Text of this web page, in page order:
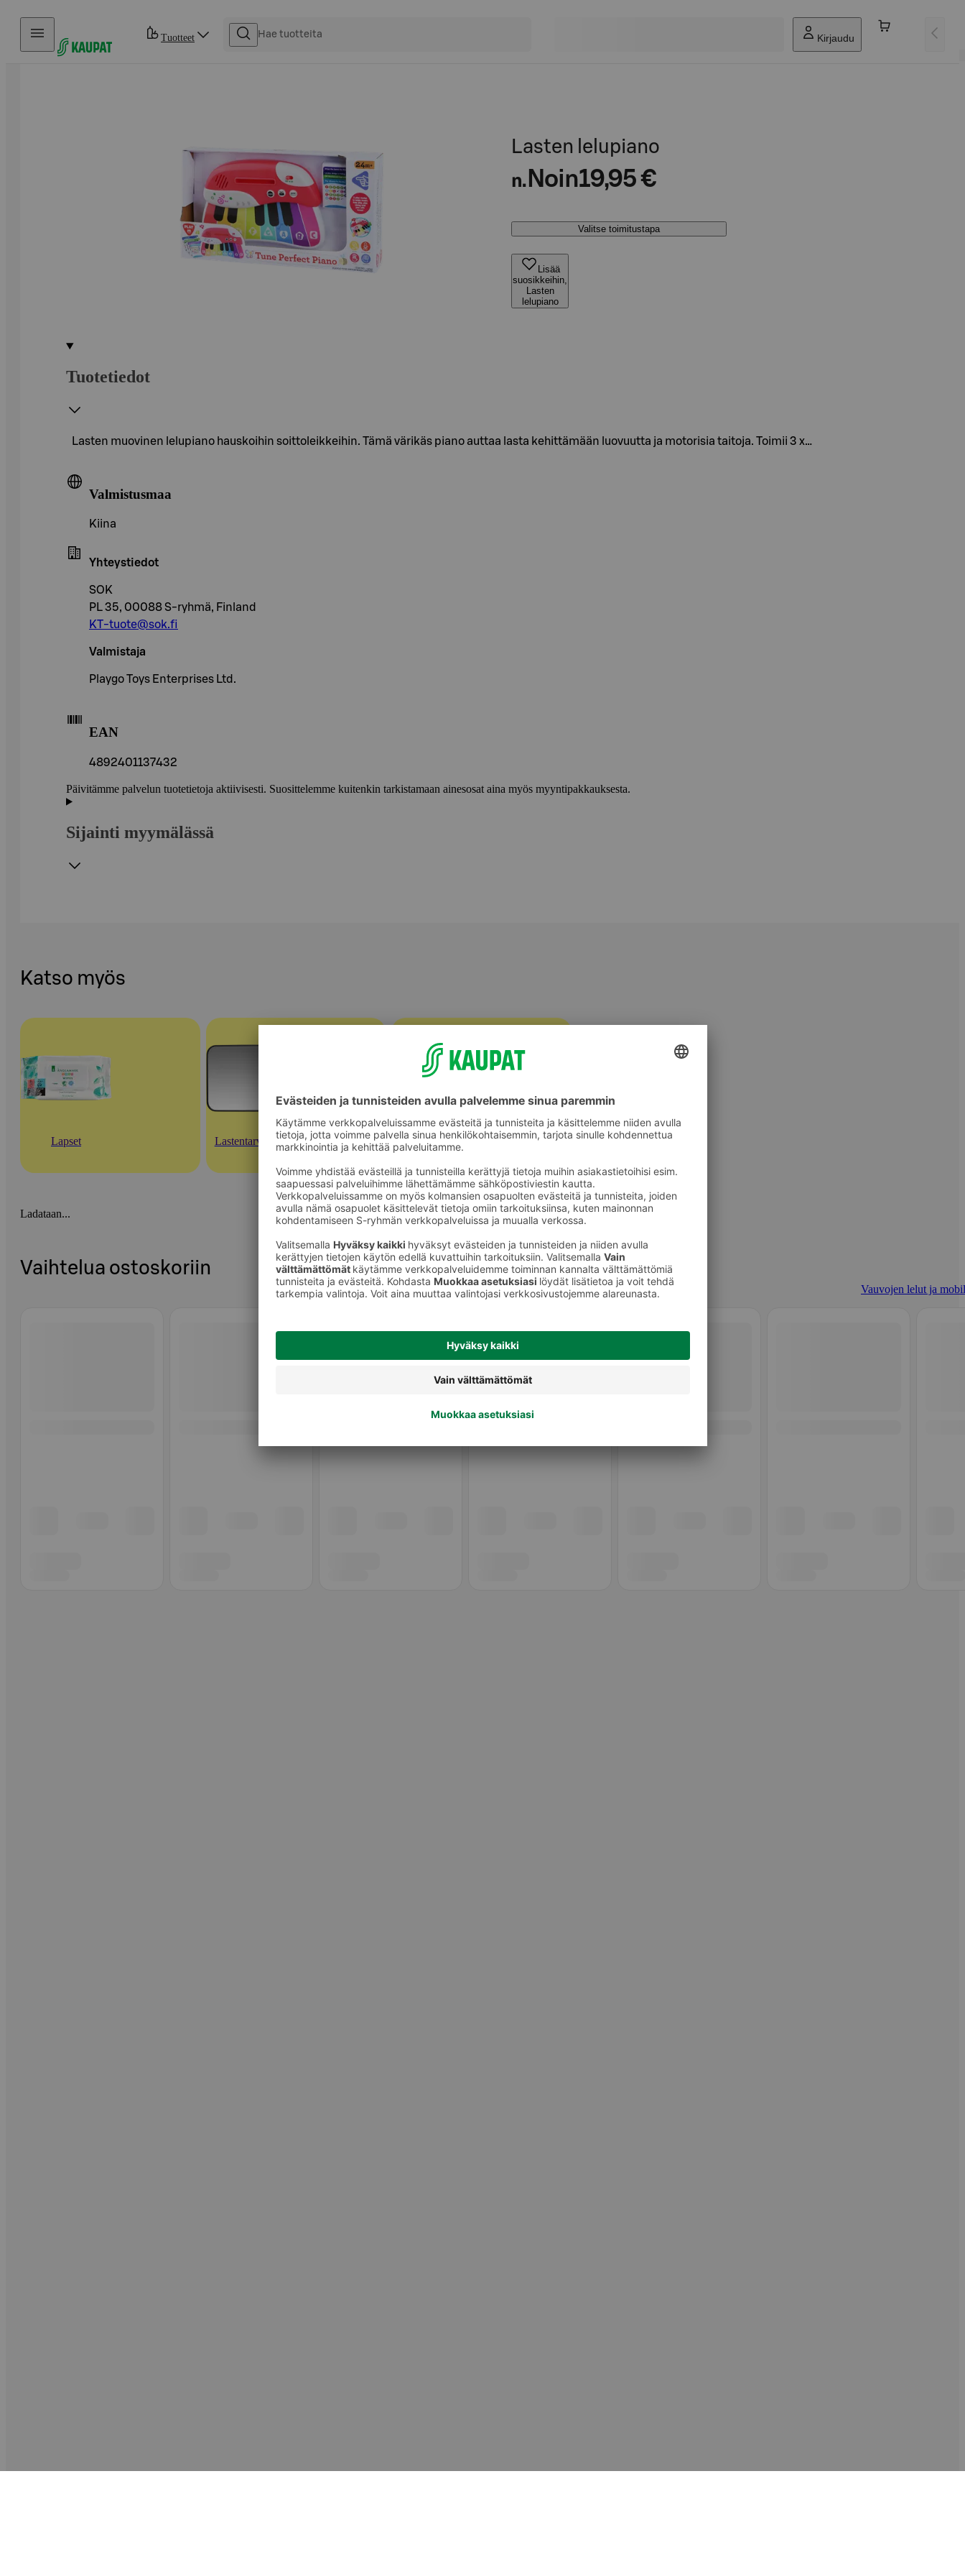
Hyppää sisältöön
Tuotteet Kirjaudu
Lasten lelupiano
n. Noin19,95 €
Valitse toimitustapa
Lisää
suosikkeihin,
Lasten
lelupiano
Tuotetiedot
Lasten muovinen lelupiano hauskoihin soittoleikkeihin. Tämä värikäs piano auttaa lasta kehittämään luovuutta ja motorisia taitoja. Toimii 3 x…
Valmistusmaa
Kiina
Yhteystiedot
SOK
PL 35, 00088 S-ryhmä, Finland
KT-tuote@sok.fi
Valmistaja
Playgo Toys Enterprises Ltd.
EAN
4892401137432
Päivitämme palvelun tuotetietoja aktiivisesti. Suosittelemme kuitenkin tarkistamaan ainesosat aina myös myyntipakkauksesta.
Sijainti myymälässä
Katso myös
Lapset Lastentarvikkeet Vauvojen lelut ja mobilet
Ladataan...
Vaihtelua ostoskoriin
Vauvojen lelut ja